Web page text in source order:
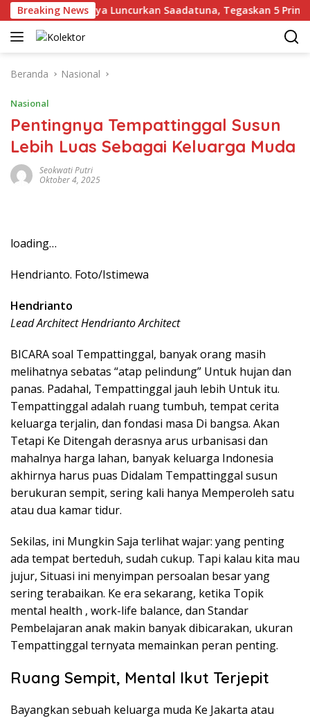
Langsung
ke
konten
Breaking News
Gus Yahya Luncurkan Saadatuna, Tegaskan 5 Prinsip
Beranda Nasional
Nasional
Pentingnya Tempattinggal Susun
Lebih Luas Sebagai Keluarga Muda
Seokwati Putri
Oktober 4, 2025
loading…
Hendrianto. Foto/Istimewa
Hendrianto
Lead Architect Hendrianto Architect
BICARA soal Tempattinggal, banyak orang masih
melihatnya sebatas “atap pelindung” Untuk hujan dan
panas. Padahal, Tempattinggal jauh lebih Untuk itu.
Tempattinggal adalah ruang tumbuh, tempat cerita
keluarga terjalin, dan fondasi masa Di bangsa. Akan
Tetapi Ke Ditengah derasnya arus urbanisasi dan
mahalnya harga lahan, banyak keluarga Indonesia
akhirnya harus puas Didalam Tempattinggal susun
berukuran sempit, sering kali hanya Memperoleh satu
atau dua kamar tidur.
Sekilas, ini Mungkin Saja terlihat wajar: yang penting
ada tempat berteduh, sudah cukup. Tapi kalau kita mau
jujur, Situasi ini menyimpan persoalan besar yang
sering terabaikan. Ke era sekarang, ketika Topik
mental health , work-life balance, dan Standar
Pembelajaran anak makin banyak dibicarakan, ukuran
Tempattinggal ternyata memainkan peran penting.
Ruang Sempit, Mental Ikut Terjepit
Bayangkan sebuah keluarga muda Ke Jakarta atau